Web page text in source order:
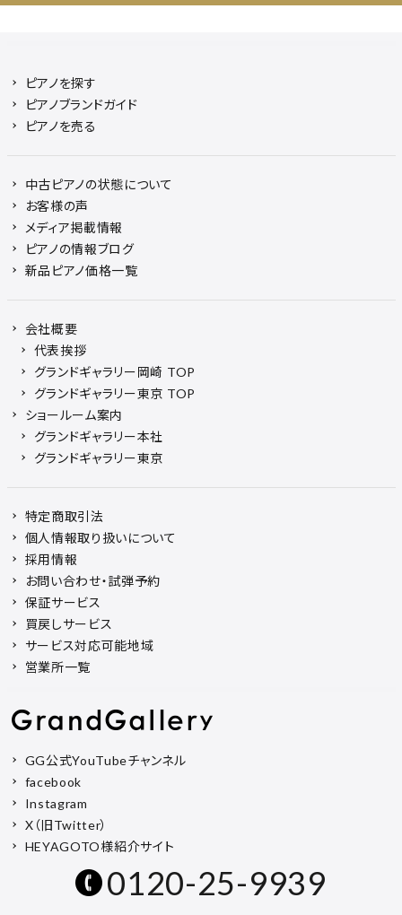
ピアノを探す
ピアノブランドガイド
ピアノを売る
中古ピアノの状態について
お客様の声
メディア掲載情報
ピアノの情報ブログ
新品ピアノ価格一覧
会社概要
代表挨拶
グランドギャラリー岡崎 TOP
グランドギャラリー東京 TOP
ショールーム案内
グランドギャラリー本社
グランドギャラリー東京
特定商取引法
個人情報取り扱いについて
採用情報
お問い合わせ・試弾予約
保証サービス
買戻しサービス
サービス対応可能地域
営業所一覧
GG公式YouTubeチャンネル
facebook
Instagram
X（旧Twitter）
HEYAGOTO様紹介サイト
0120-25-9939